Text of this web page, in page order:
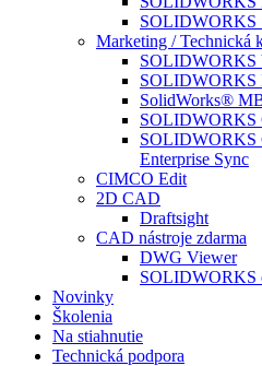
SOLIDWORKS
Marketing / Technická
SOLIDWORKS
SOLIDWORKS
SolidWorks®
SOLIDWORKS
SOLIDWORKS
Enterprise Sync
CIMCO Edit
2D CAD
Draftsight
CAD nástroje zdarma
DWG Viewer
SOLIDWORKS
Novinky
Školenia
Na stiahnutie
Technická podpora